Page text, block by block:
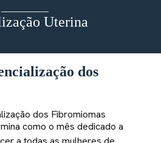
Uterina
dos
como o mês dedicado a